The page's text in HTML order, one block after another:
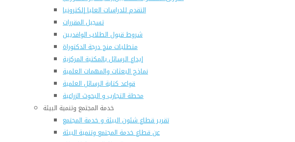
التقدم للدراسات العليا إلكترونيا
تسجيل المقررات
شروط قبول الطلاب الوافديين
متطلبات منح درجة الدكتوراة
إيداع الرسائل بالمكتبة المركزية
نماذج البعثات والمهمات العلمية
قواعد كتابة الرسائل العلمية
محطة التجارب و البحوث الزراعية
خدمة المجتمع وتنمية البيئة
تقرير قطاع شئون البيئة و خدمة المجتمع
عن قطاع خدمة المجتمع وتنمية البيئة